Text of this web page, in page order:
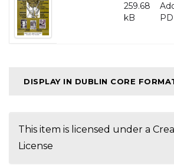
259.68
kB
DISPLAY IN DUBLIN CORE
This item is licensed under a
License